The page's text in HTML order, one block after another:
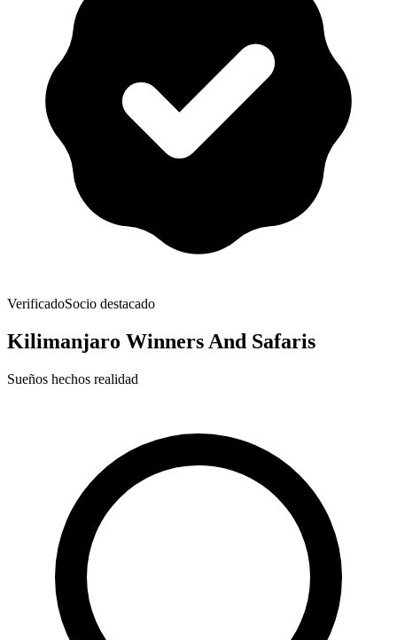
VerificadoSocio destacado
Kilimanjaro Winners And Safaris
Sueños hechos realidad